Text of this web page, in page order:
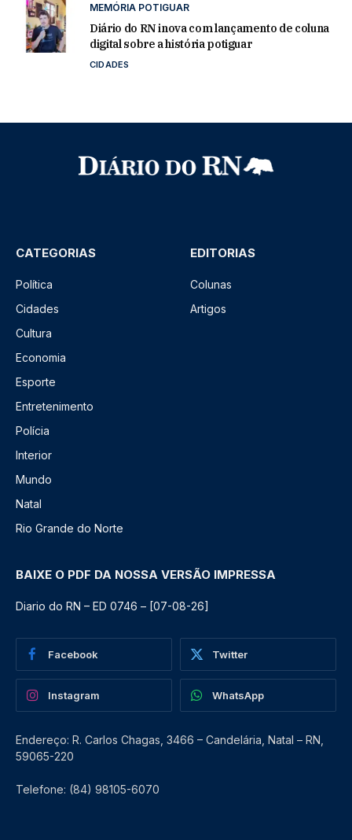
MEMÓRIA POTIGUAR
Diário do RN inova com lançamento de coluna
digital sobre a história potiguar
CIDADES
CATEGORIAS
Política
Cidades
Cultura
Economia
Esporte
Entretenimento
Polícia
Interior
Mundo
Natal
Rio Grande do Norte
EDITORIAS
Colunas
Artigos
BAIXE O PDF DA NOSSA VERSÃO IMPRESSA
Diario do RN – ED 0746 – [07-08-26]
Facebook Twitter
Instagram WhatsApp
Endereço: R. Carlos Chagas, 3466 – Candelária, Natal – RN,
59065-220
Telefone: (84) 98105-6070